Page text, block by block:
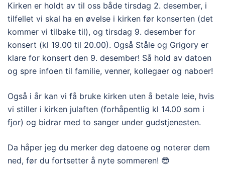
Kirken er holdt av til oss både tirsdag 2. desember, i
tilfellet vi skal ha en øvelse i kirken før konserten (det
kommer vi tilbake til), og tirsdag 9. desember for
konsert (kl 19.00 til 20.00). Også Ståle og Grigory er
klare for konsert den 9. desember! Så hold av datoen
og spre infoen til familie, venner, kollegaer og naboer!
Også i år kan vi få bruke kirken uten å betale leie, hvis
vi stiller i kirken julaften (forhåpentlig kl 14.00 som i
fjor) og bidrar med to sanger under gudstjenesten.
Da håper jeg du merker deg datoene og noterer dem
ned, før du fortsetter å nyte sommeren! 😎